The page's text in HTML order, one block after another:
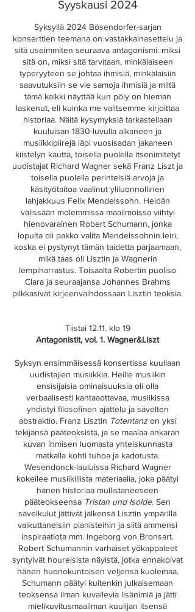
Syyskausi 2024
Syksyllä 2024 Bösendorfer-sarjan
konserttien teemana on vastakkainasettelu ja
sitä useimmiten seuraava antagonismi: miksi
sitä on, miksi sitä tarvitaan, minkälaiseen
typeryyteen se johtaa ihmisiä, minkälaisiin
saavutuksiin se vie samoja ihmisiä ja miltä
tämä kaikki näyttää kun pöly on hieman
laskenut, eli kuinka me valitsemme kirjoittaa
historiaa. Näitä kysymyksiä tarkastellaan
kuuluisan 1830-luvulla alkaneen ja
musiikkipiirejä läpi vuosisadan jakaneen
kiistelyn kautta, toisella puolella itsenimitetyt
uudistajat Richard Wagner sekä Franz Liszt ja
toisella puolella perinteisiä arvoja ja
käsityötaitoa vaalinut yliluonnollinen
lahjakkuus Felix Mendelssohn. Heidän
välissään molemmissa maailmoissa viihtyi
hienovarainen Robert Schumann, jonka
lopulta oli pakko valita Mendelssohnin leiri,
koska ei pystynyt tämän taidetta parjaamaan,
mikä taas oli Lisztin ja Wagnerin
lempiharrastus. Toisaalta Robertin puoliso
Clara ja seuraajansa Johannes Brahms
pilkkasivat kirjeenvaihdossaan Lisztin teoksia.
Tiistai 12.11. klo 19
Antagonistit, vol. 1. Wagner&Liszt
Syksyn ensimmäisessä konsertissa kuullaan
uudistajien musiikkia. Heille musiikin
ensisijaisia ominaisuuksia oli olla
verbaalisesti kantaaottavaa, musiikissa
yhdistyi filosofinen ajattelu ja sävelten
abstraktio. Franz Lisztin Totentanzon yksi
tekijänsä pääteoksista, ja se maalaa ankaran
kuvan ihmisen luomasta yhteiskunnasta
matkalla kohti tuhoa ja kadotusta.
Wesendonck-lauluissa Richard Wagner
kokeilee musiikillista materiaalia, joka päätyi
hänen historiaa mullistaneeseen
pääteokseensa Tristan und Isolde. Sen
sävelkulut jättivät jälkensä Lisztin ympärillä
vaikuttaneisiin pianisteihin ja siitä ammensi
inspiraatiota mm. Ingeborg von Bronsart.
Robert Schumannin varhaiset yökappaleet
syntyivät houreisista näyistä, jotka ennakoivat
hänen huonokuntoisen veljensä kuolemaa.
Schumann päätyi kuitenkin julkaisemaan
teoksensa ilman kuvailevia lisänimiä ja jätti
mielikuvitusmaailman kuulijan itsensä